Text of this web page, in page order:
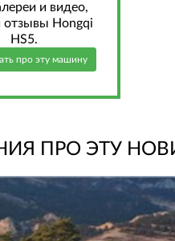
и видео,
отзывы Hongqi
HS5.
про эту машину
ПРО ЭТУ